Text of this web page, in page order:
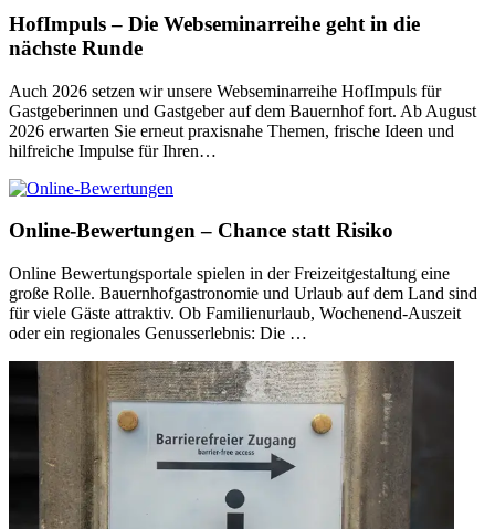
HofImpuls – Die Webseminarreihe geht in die
nächste Runde
Auch 2026 setzen wir unsere Webseminarreihe HofImpuls für
Gastgeberinnen und Gastgeber auf dem Bauernhof fort. Ab August
2026 erwarten Sie erneut praxisnahe Themen, frische Ideen und
hilfreiche Impulse für Ihren…
Online-Bewertungen – Chance statt Risiko
Online Bewertungsportale spielen in der Freizeitgestaltung eine
große Rolle. Bauernhofgastronomie und Urlaub auf dem Land sind
für viele Gäste attraktiv. Ob Familienurlaub, Wochenend-Auszeit
oder ein regionales Genusserlebnis: Die …